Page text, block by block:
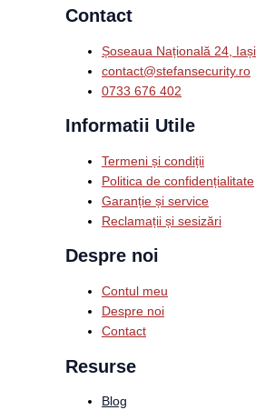
Contact
Șoseaua Națională 24, Iași
contact@stefansecurity.ro
0733 676 402
Informatii Utile
Termeni și condiții
Politica de confidențialitate
Garanție și service
Reclamații și sesizări
Despre noi
Contul meu
Despre noi
Contact
Resurse
Blog